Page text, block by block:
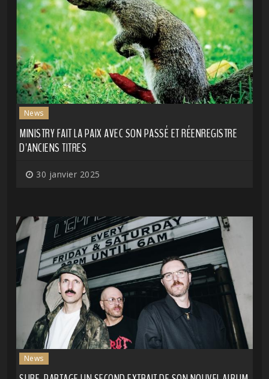
News
MINISTRY FAIT LA PAIX AVEC SON PASSÉ ET RÉENREGISTRE
D'ANCIENS TITRES
30 janvier 2025
News